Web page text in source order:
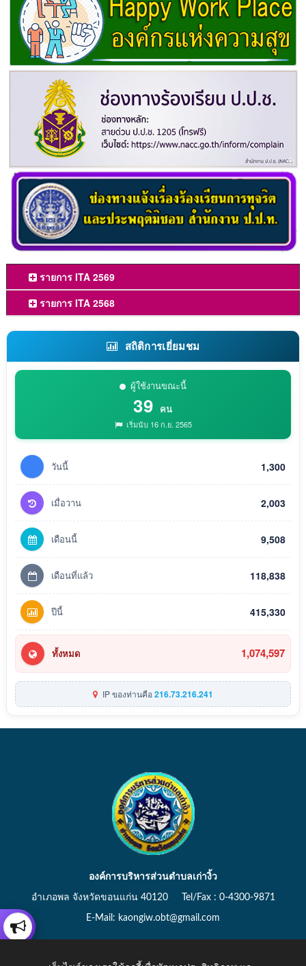
รายการ ITA 2569
รายการ ITA 2568
สถิติการเยี่ยมชม
ผู้ใช้งานขณะนี้
39 คน
เริ่มนับ 16 ก.ย. 2565
วันนี้ 1,300
เมื่อวาน 2,003
เดือนนี้ 9,508
เดือนที่แล้ว 118,838
ปีนี้ 415,330
ทั้งหมด 1,074,597
IP ของท่านคือ216.73.216.241
องค์การบริหารส่วนตำบลเก่างิ้ว
อำเภอพล จังหวัดขอนแก่น 40120 Tel/Fax : 0-4300-9871
E-Mail: kaongiw.obt@gmail.com